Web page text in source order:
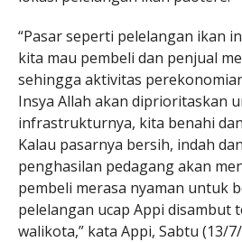
“Pasar seperti pelelangan ikan
kita mau pembeli dan penjual
sehingga aktivitas
Insya Allah akan diprioritaskan
infrastrukturnya, kita benahi
Kalau pasarnya bersih, indah
penghasilan pedagang akan
pembeli merasa nyaman untuk
pelelangan ucap Appi disambut
walikota,” kata Appi, Sabtu (13/